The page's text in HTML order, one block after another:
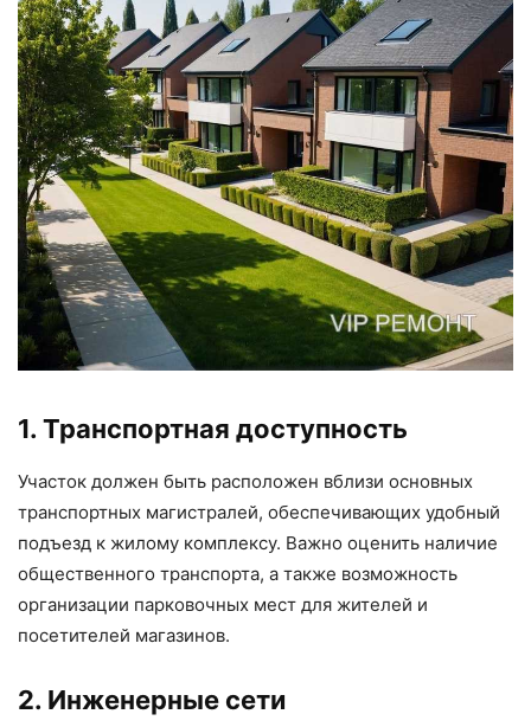
1. Транспортная доступность
Участок должен быть расположен вблизи основных
транспортных магистралей, обеспечивающих удобный
подъезд к жилому комплексу. Важно оценить наличие
общественного транспорта, а также возможность
организации парковочных мест для жителей и
посетителей магазинов.
2. Инженерные сети